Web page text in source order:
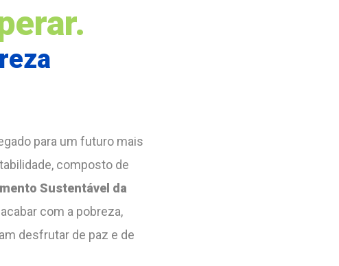
para um futuro mais
composto de
Sustentável da
com a pobreza,
desfrutar de paz e de